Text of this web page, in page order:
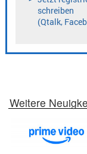
Weitere